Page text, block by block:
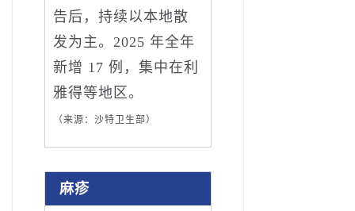
告后，持续以本地散
发为主。2025 年全年
新增 17 例，集中在利
雅得等地区。
（来源：沙特卫生部）
麻疹